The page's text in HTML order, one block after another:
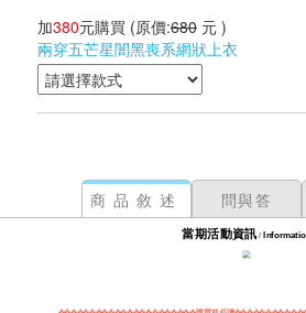
加380元購買 (原價:680 元 )
兩穿五芒星闇黑喪系網狀上衣
商品敘述 問與答